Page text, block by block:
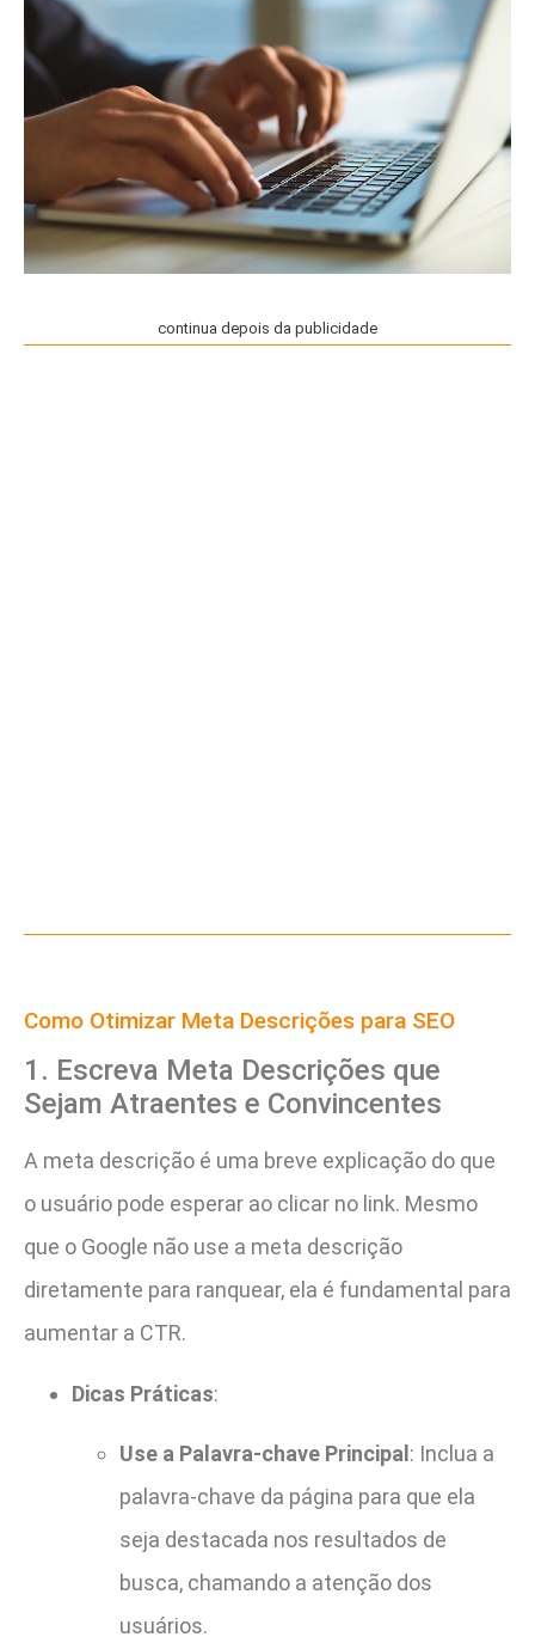
continua depois da publicidade
Como Otimizar Meta Descrições para SEO
1. Escreva Meta Descrições que
Sejam Atraentes e Convincentes
A meta descrição é uma breve explicação do que
o usuário pode esperar ao clicar no link. Mesmo
que o Google não use a meta descrição
diretamente para ranquear, ela é fundamental para
aumentar a CTR.
Dicas Práticas:
Use a Palavra-chave Principal : Inclua a
palavra-chave da página para que ela
seja destacada nos resultados de
busca, chamando a atenção dos
usuários.